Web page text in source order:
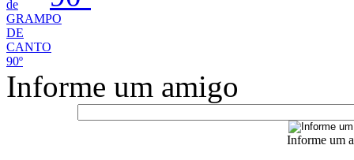
Informe um amigo
Informe um